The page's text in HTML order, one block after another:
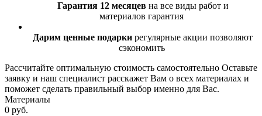
Гарантия 12 месяцев на все виды работ и
материалов гарантия
Дарим ценные подарки регулярные акции позволяют
сэкономить
Рассчитайте оптимальную стоимость самостоятельно Оставьте
заявку и наш специалист расскажет Вам о всех материалах и
поможет сделать правильный выбор именно для Вас.
Материалы
0 руб.